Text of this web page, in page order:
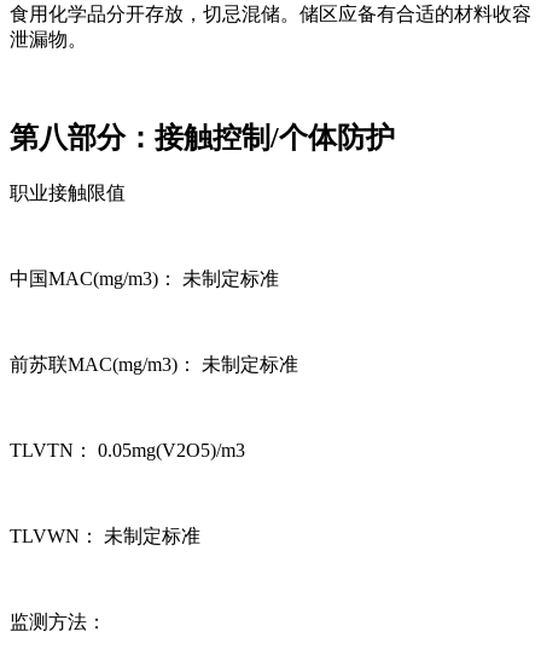
食用化学品分开存放，切忌混储。储区应备有合适的材料收容
泄漏物。
第八部分：接触控制/个体防护
职业接触限值
中国MAC(mg/m3)： 未制定标准
前苏联MAC(mg/m3)： 未制定标准
TLVTN： 0.05mg(V2O5)/m3
TLVWN： 未制定标准
监测方法：